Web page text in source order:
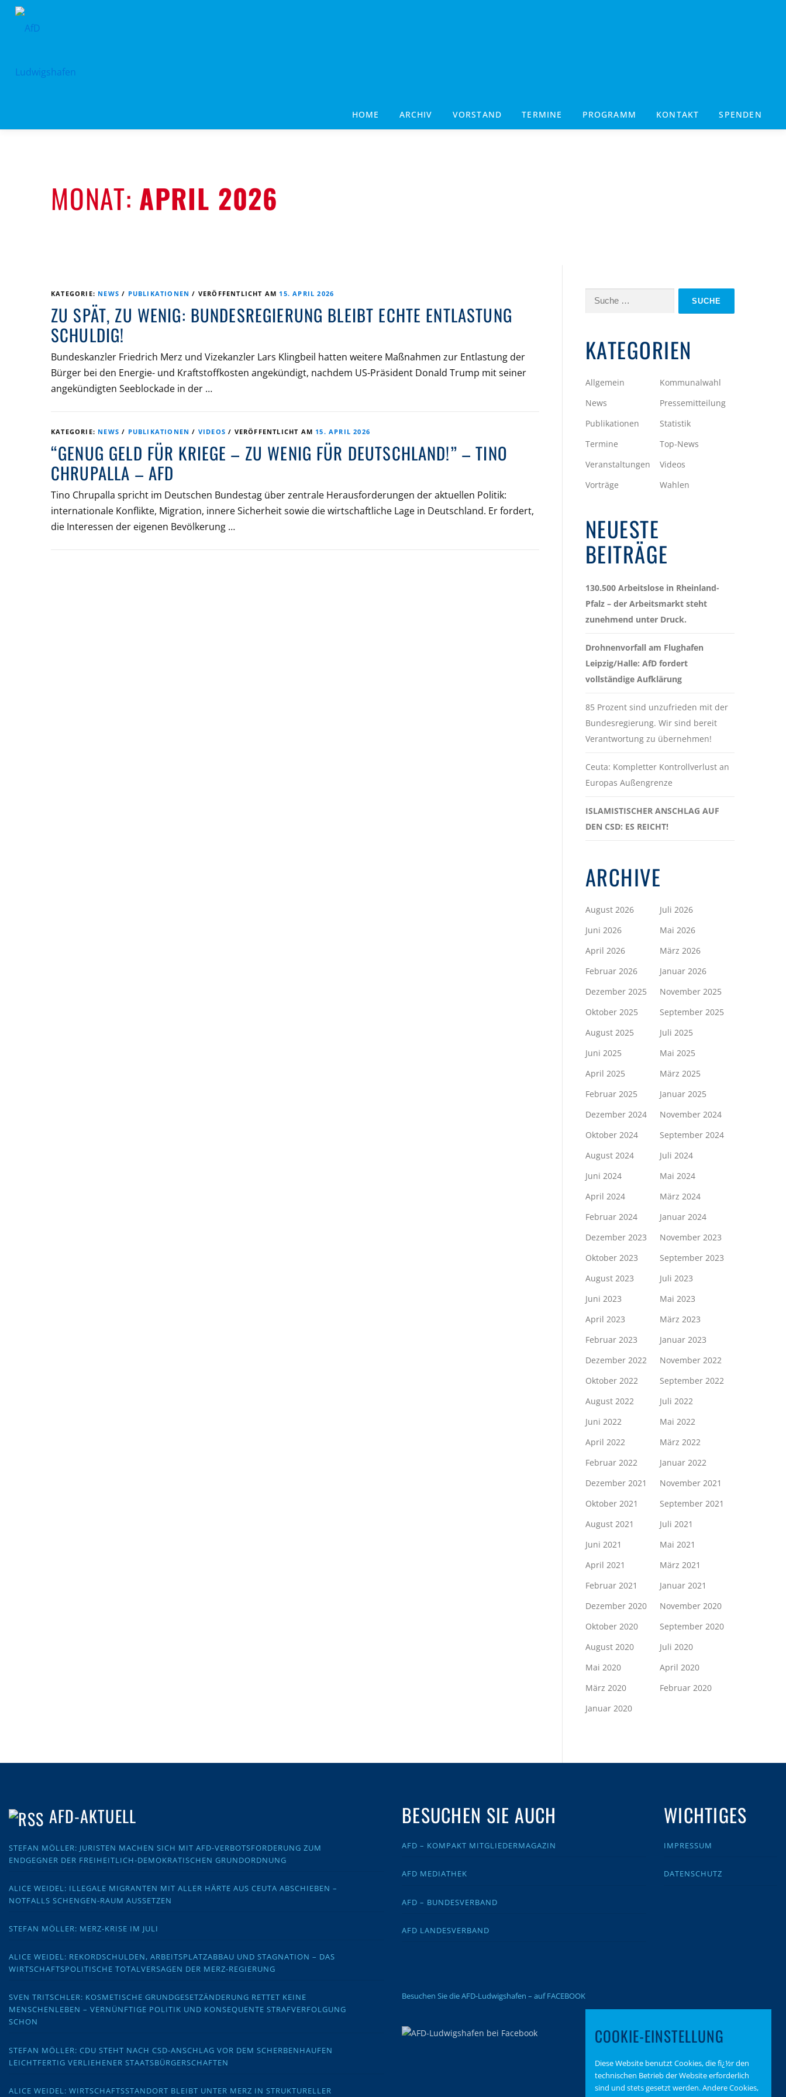
Zum
HOME ARCHIV VORSTAND TERMINE PROGRAMM KONTAKT SPENDEN
MONAT: APRIL 2026
KATEGORIE: NEWS / PUBLIKATIONEN / VERÖFFENTLICHT AM 15. APRIL 2026
ZU SPÄT, ZU WENIG: BUNDESREGIERUNG BLEIBT ECHTE ENTLASTUNG
SCHULDIG!
Bundeskanzler Friedrich Merz und Vizekanzler Lars Klingbeil hatten weitere Maßnahmen zur Entlastung der
Bürger bei den Energie- und Kraftstoffkosten angekündigt, nachdem US-Präsident Donald Trump mit seiner
angekündigten Seeblockade in der …
KATEGORIE: NEWS / PUBLIKATIONEN / VIDEOS / VERÖFFENTLICHT AM 15. APRIL 2026
“GENUG GELD FÜR KRIEGE – ZU WENIG FÜR DEUTSCHLAND!” – TINO
CHRUPALLA – AFD
Tino Chrupalla spricht im Deutschen Bundestag über zentrale Herausforderungen der aktuellen Politik:
internationale Konflikte, Migration, innere Sicherheit sowie die wirtschaftliche Lage in Deutschland. Er fordert,
die Interessen der eigenen Bevölkerung …
Suche
KATEGORIEN
Allgemein
Kommunalwahl
News
Pressemitteilung
Publikationen
Statistik
Termine
Top-News
Veranstaltungen
Videos
Vorträge
Wahlen
NEUESTE
BEITRÄGE
130.500 Arbeitslose in Rheinland-
Pfalz – der Arbeitsmarkt steht
zunehmend unter Druck.
Drohnenvorfall am Flughafen
Leipzig/Halle: AfD fordert
vollständige Aufklärung
85 Prozent sind unzufrieden mit der
Bundesregierung. Wir sind bereit
Verantwortung zu übernehmen!
Ceuta: Kompletter Kontrollverlust an
Europas Außengrenze
ISLAMISTISCHER ANSCHLAG AUF
DEN CSD: ES REICHT!
ARCHIVE
August 2026
Juli 2026
Juni 2026
Mai 2026
April 2026
März 2026
Februar 2026
Januar 2026
Dezember 2025
November 2025
Oktober 2025
September 2025
August 2025
Juli 2025
Juni 2025
Mai 2025
April 2025
März 2025
Februar 2025
Januar 2025
Dezember 2024
November 2024
Oktober 2024
September 2024
August 2024
Juli 2024
Juni 2024
Mai 2024
April 2024
März 2024
Februar 2024
Januar 2024
Dezember 2023
November 2023
Oktober 2023
September 2023
August 2023
Juli 2023
Juni 2023
Mai 2023
April 2023
März 2023
Februar 2023
Januar 2023
Dezember 2022
November 2022
Oktober 2022
September 2022
August 2022
Juli 2022
Juni 2022
Mai 2022
April 2022
März 2022
Februar 2022
Januar 2022
Dezember 2021
November 2021
Oktober 2021
September 2021
August 2021
Juli 2021
Juni 2021
Mai 2021
April 2021
März 2021
Februar 2021
Januar 2021
Dezember 2020
November 2020
Oktober 2020
September 2020
August 2020
Juli 2020
Mai 2020
April 2020
März 2020
Februar 2020
Januar 2020
AFD-AKTUELL
STEFAN MÖLLER: JURISTEN MACHEN SICH MIT AFD-VERBOTSFORDERUNG ZUM
ENDGEGNER DER FREIHEITLICH-DEMOKRATISCHEN GRUNDORDNUNG
ALICE WEIDEL: ILLEGALE MIGRANTEN MIT ALLER HÄRTE AUS CEUTA ABSCHIEBEN –
NOTFALLS SCHENGEN-RAUM AUSSETZEN
STEFAN MÖLLER: MERZ-KRISE IM JULI
ALICE WEIDEL: REKORDSCHULDEN, ARBEITSPLATZABBAU UND STAGNATION – DAS
WIRTSCHAFTSPOLITISCHE TOTALVERSAGEN DER MERZ-REGIERUNG
SVEN TRITSCHLER: KOSMETISCHE GRUNDGESETZÄNDERUNG RETTET KEINE
MENSCHENLEBEN – VERNÜNFTIGE POLITIK UND KONSEQUENTE STRAFVERFOLGUNG
SCHON
STEFAN MÖLLER: CDU STEHT NACH CSD-ANSCHLAG VOR DEM SCHERBENHAUFEN
LEICHTFERTIG VERLIEHENER STAATSBÜRGERSCHAFTEN
ALICE WEIDEL: WIRTSCHAFTSSTANDORT BLEIBT UNTER MERZ IN STRUKTURELLER
BESUCHEN SIE AUCH
AFD – KOMPAKT MITGLIEDERMAGAZIN
AFD MEDIATHEK
AFD – BUNDESVERBAND
AFD LANDESVERBAND
Besuchen Sie die AFD-Ludwigshafen – auf FACEBOOK
WICHTIGES
IMPRESSUM
DATENSCHUTZ
COOKIE-EINSTELLUNG
Diese Website benutzt Cookies, die fï¿½r den
technischen Betrieb der Website erforderlich
sind und stets gesetzt werden. Andere Cookies,